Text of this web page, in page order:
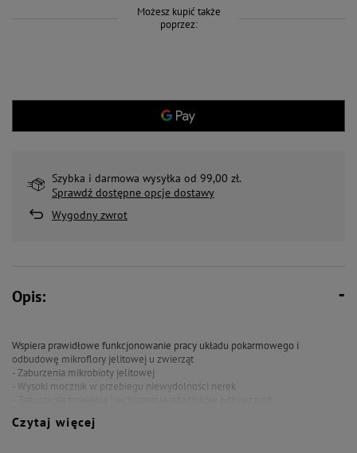
Możesz kupić także
poprzez:
Szybka i darmowa wysyłka od 99,00 zł.
Sprawdź dostępne opcje dostawy
Wygodny zwrot
Opis:
Wspiera prawidłowe funkcjonowanie pracy układu pokarmowego i
odbudowę mikroflory jelitowej u zwierząt
- Zaburzenia mikrobioty jelitowej
- Wysoki mocznik w przebiegu niewydolności nerek
Produkt dla psów, wspierający prawidłowe funkcjonowanie pracy układu
Czytaj więcej